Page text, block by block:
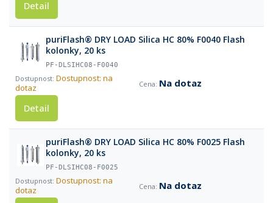
Detail
puriFlash® DRY LOAD Silica HC 80% F0040 Flash
kolonky, 20 ks
PF-DLSIHC08-F0040
Dostupnost: na
dotaz
Na dotaz
Detail
puriFlash® DRY LOAD Silica HC 80% F0025 Flash
kolonky, 20 ks
PF-DLSIHC08-F0025
Dostupnost: na
dotaz
Na dotaz